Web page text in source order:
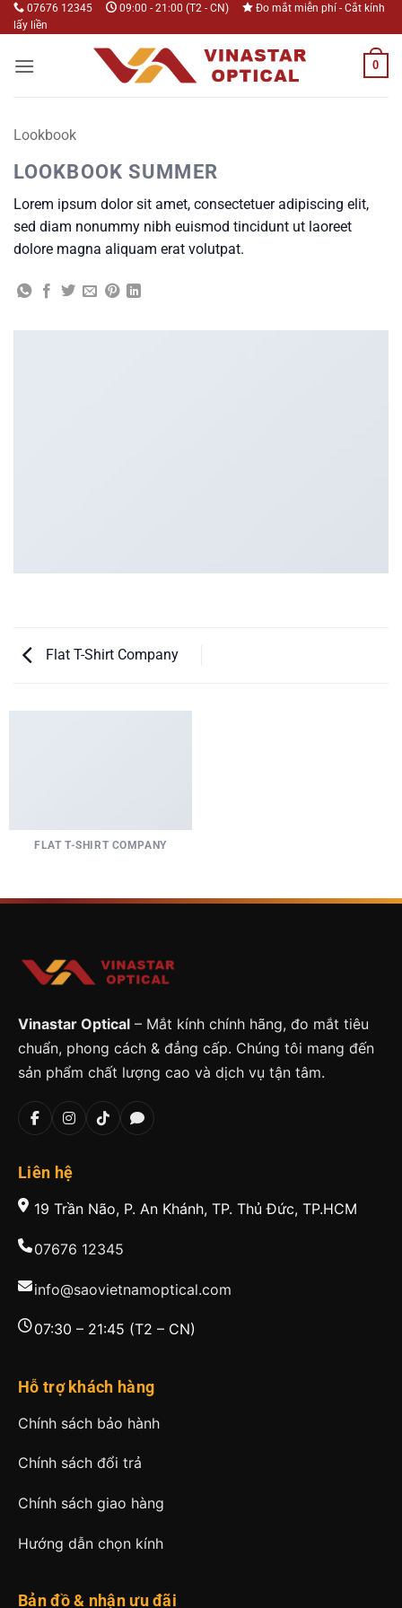
Bỏ
qua
dung
07676 12345 09:00 - 21:00 (T2 - CN)
Đo mắt miễn phí - Cắt kính
lấy liền
0
Lookbook
LOOKBOOK SUMMER
Lorem ipsum dolor sit amet, consectetuer adipiscing elit,
sed diam nonummy nibh euismod tincidunt ut laoreet
dolore magna aliquam erat volutpat.
Flat T-Shirt Company
FLAT T-SHIRT COMPANY
Vinastar Optical – Mắt kính chính hãng, đo mắt tiêu
chuẩn, phong cách & đẳng cấp. Chúng tôi mang đến
sản phẩm chất lượng cao và dịch vụ tận tâm.
Liên hệ
19 Trần Não, P. An Khánh, TP. Thủ Đức, TP.HCM
07676 12345
info@saovietnamoptical.com
07:30 – 21:45 (T2 – CN)
Hỗ trợ khách hàng
Chính sách bảo hành
Chính sách đổi trả
Chính sách giao hàng
Hướng dẫn chọn kính
Bản đồ & nhận ưu đãi